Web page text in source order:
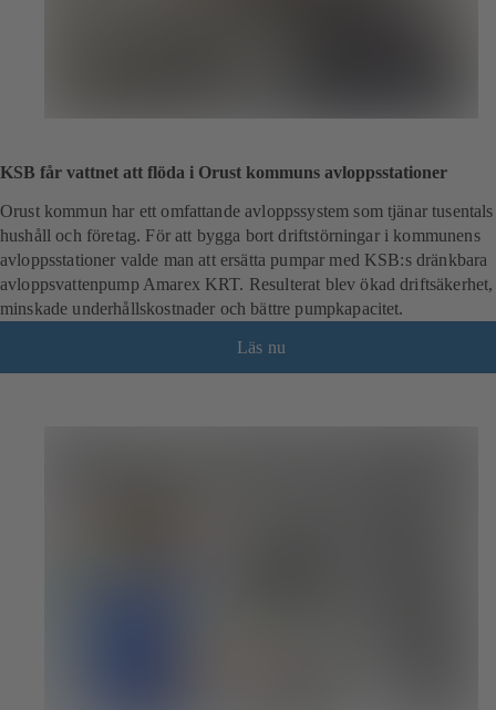
KSB får vattnet att flöda i Orust kommuns avloppsstationer
Orust kommun har ett omfattande avloppssystem som tjänar tusentals
hushåll och företag. För att bygga bort driftstörningar i kommunens
avloppsstationer valde man att ersätta pumpar med KSB:s dränkbara
avloppsvattenpump Amarex KRT. Resulterat blev ökad driftsäkerhet,
minskade underhållskostnader och bättre pumpkapacitet.
Läs nu